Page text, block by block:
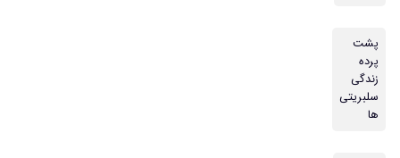
پشت
پرده
زندگی
سلبریتی
ها